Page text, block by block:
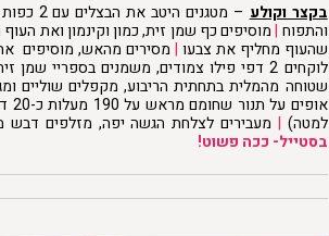
בקצר וקולע
–
והתפוח |מוסיפים כף שמן זית, כמון וקינמון ואת
שהעוף מחליף את צבעו | מסירים מהאש, מוסיפים
שטוחה מהמלית בתחתית הריבוע, מקפלים שוליים
למטה) | מעבירים לצלחת הגשה יפה, מזלפים דבש
בסטייל- ככה פשוט!